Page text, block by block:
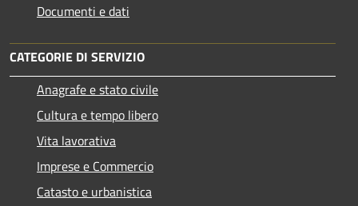
Documenti e dati
CATEGORIE DI SERVIZIO
Anagrafe e stato civile
Cultura e tempo libero
Vita lavorativa
Imprese e Commercio
Catasto e urbanistica